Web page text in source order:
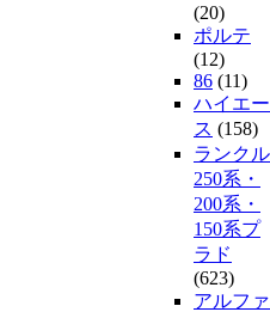
(20)
ポルテ
(12)
86 (11)
ハイエー
ス (158)
ランクル
250系・
200系・
150系プ
ラド
(623)
アルファ